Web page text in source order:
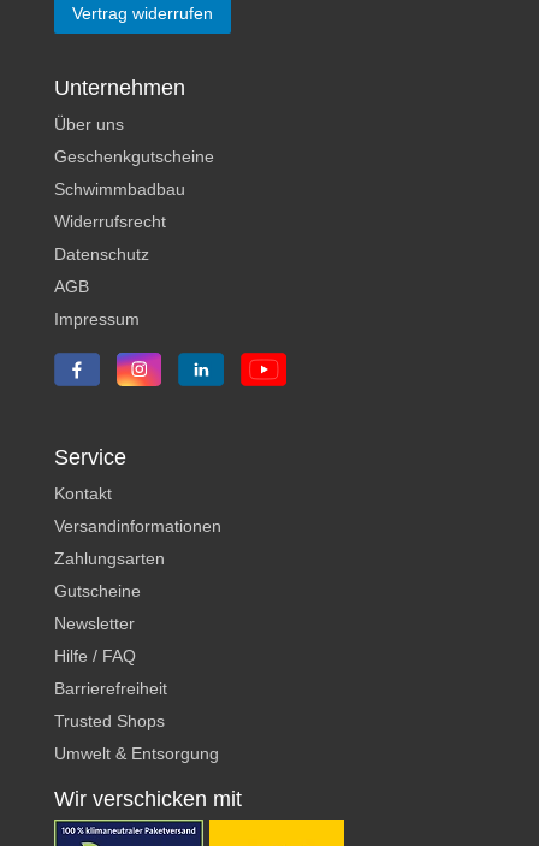
Vertrag widerrufen
Unternehmen
Über uns
Geschenkgutscheine
Schwimmbadbau
Widerrufsrecht
Datenschutz
AGB
Impressum
Service
Kontakt
Versandinformationen
Zahlungsarten
Gutscheine
Newsletter
Hilfe / FAQ
Barrierefreiheit
Trusted Shops
Umwelt & Entsorgung
Wir verschicken mit